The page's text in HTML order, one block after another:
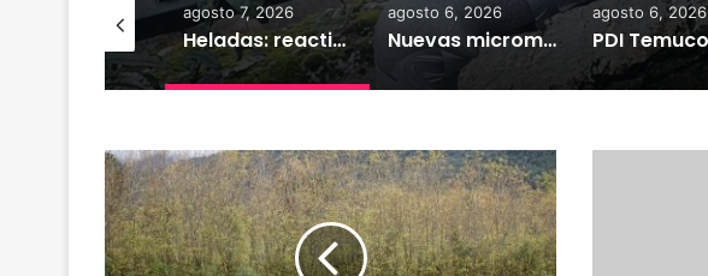
agosto 7, 2026
Heladas: reactivan campaña por riesgo de congelamiento de medidores de agua
agosto 6, 2026
Nuevas micromovilidades en Temuco: concejal Fredy Cartes destaca llegada de empresa Jet con tarifas más accesibles y mejores estándares de seguridad
agosto 6, 2026
C
o
m
u
n